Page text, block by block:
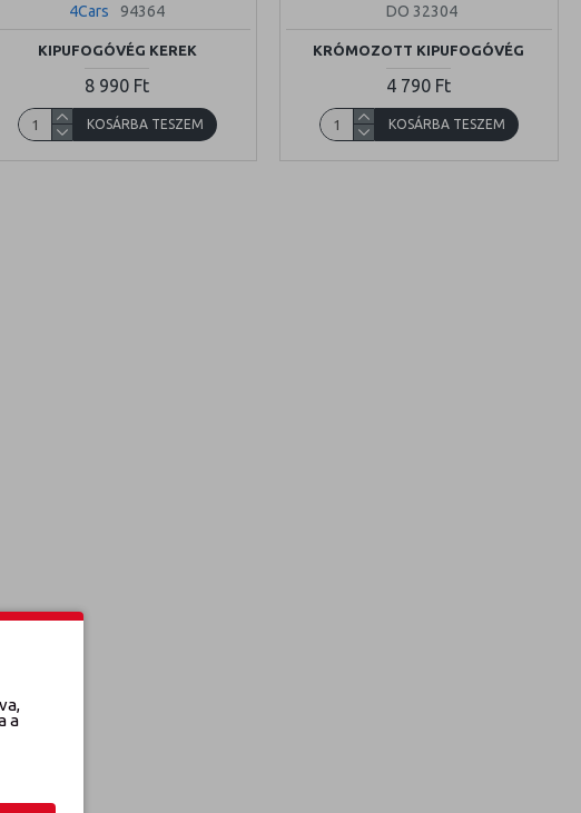
4Cars 94364
KIPUFOGÓVÉG KEREK
8 990 Ft
KOSÁRBA TESZEM
DO 32304
KRÓMOZOTT KIPUFOGÓVÉG
4 790 Ft
KOSÁRBA TESZEM
a